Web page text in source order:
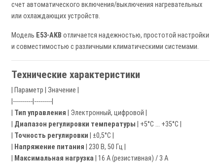
счет автоматического включения/выключения нагревательных
или охлаждающих устройств.
Модель E53-AKB отличается надежностью, простотой настройки
и совместимостью с различными климатическими системами.
Технические характеристики
| Параметр | Значение |
|----------|---------|
Тип управления | Электронный, цифровой |
Диапазон регулировки температуры | +5°C ... +35°C |
Точность регулировки | ±0,5°C |
Напряжение питания | 230 В, 50 Гц |
Максимальная нагрузка | 16 А (резистивная) / 3 А